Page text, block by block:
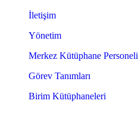
İletişim
Yönetim
Merkez Kütüphane Personeli
Görev Tanımları
Birim Kütüphaneleri